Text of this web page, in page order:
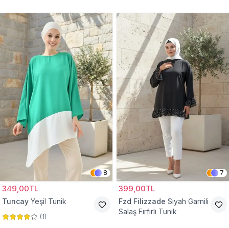
8
349,00TL
Tuncay Yeşil Tunik
(1)
7
399,00TL
Fzd Filizzade Siyah Garnili
Salaş Fırfırlı Tunik